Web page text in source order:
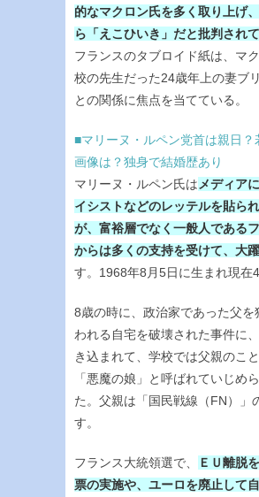
的なマクロン氏を多く取り上げ
ら「えこひいき」だと批判されて
フランスのタブロイド紙は、マ
校の先生だった24歳年上の妻ブ
との関係に焦点を当てている。
■マリーヌ・ルペン党首は親日？
画像は？独身で結婚歴あり
マリーヌ・ルペン氏は メディア
イシストなどのレッテルを貼ら
が、富裕層でなく一般人である
からは多くの支持を受けて、大
す。1968年8月5日に生まれ現在
8歳の時に、政治家であった父を
われる自宅を破壊された事件に
き込まれて、学校では父親のこ
「悪魔の娘」と呼ばれていじめ
た。父親は「国民戦線（FN）」
す。
フランス大統領選で、
ＥＵ離脱
票の実施や、ユーロを廃止して